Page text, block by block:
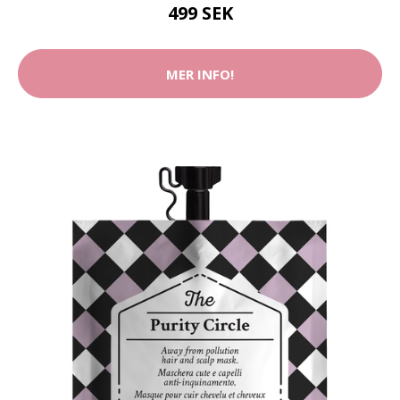
499 SEK
MER INFO!